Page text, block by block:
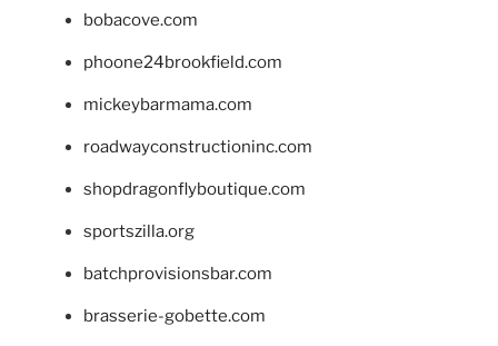
bobacove.com
phoone24brookfield.com
mickeybarmama.com
roadwayconstructioninc.com
shopdragonflyboutique.com
sportszilla.org
batchprovisionsbar.com
brasserie-gobette.com